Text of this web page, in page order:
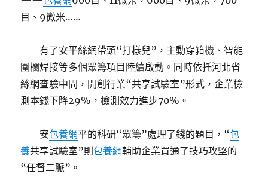
目、9微米……
有了安平絲網帶頭“打樣兒”，主動穿筘機、智能
圍欄焊接等多個眾籌項目陸續啟動。同時依托河北省
絲網查驗中間，開創行業“共享試驗室”形式，企業檢
測本錢下降29%，檢測效力進步70%。
安包養網平的科研“眾籌”處理了錢的題目，“包
養共享試驗室”則包養網輔助企業買通了技巧攻堅的
“任督二脈”。